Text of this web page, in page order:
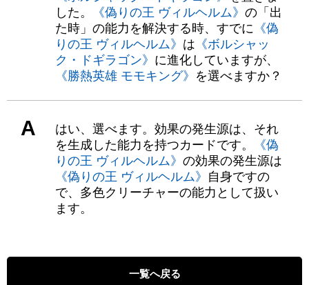
した。
《偽りの王 ヴィルヘルム》 の「出
た時」の能力を解決する時、すでに 《偽
りの王 ヴィルヘルム》 は 《ボルシャッ
ク・ドギラゴン》 に進化していますが、
《勝熱英雄 モモキング》 を選べますか？
A
はい、選べます。効果の発生源は、それ
を生成した能力を持つカードです。
《偽
りの王 ヴィルヘルム》 の効果の発生源は
《偽りの王 ヴィルヘルム》 自身ですの
で、多色クリーチャーの能力として扱い
ます。
一覧へ戻る